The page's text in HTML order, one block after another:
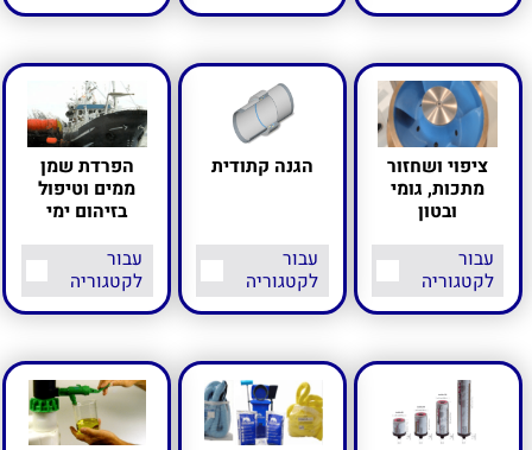
ציפוי ושחזור
מתכות, גומי
ובטון
עבור
לקטגוריה
הגנה קתודית
עבור
לקטגוריה
הפרדת שמן
ממים וטיפול
בזיהום ימי
עבור
לקטגוריה